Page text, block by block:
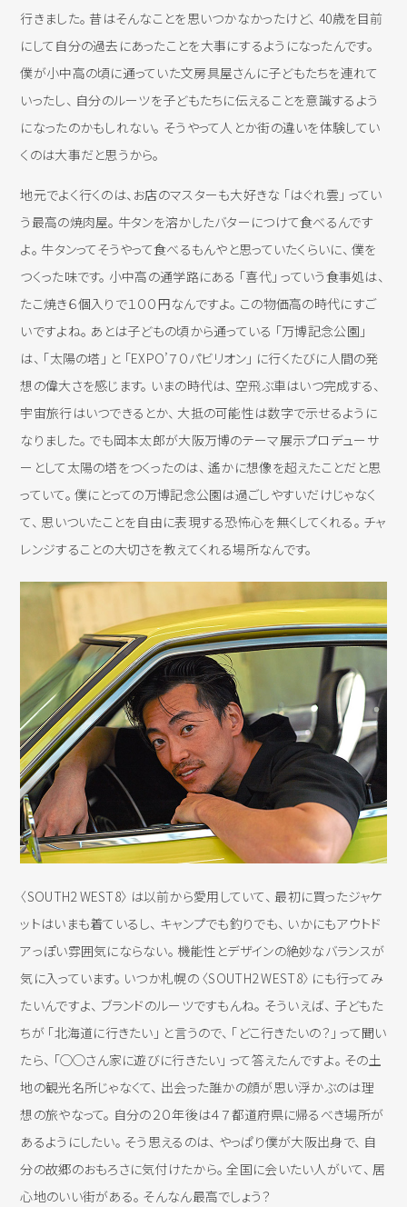
行きました。 昔はそんなことを思いつかなかったけど、 40歳を目前
にして自分の過去にあったことを大事にするようになったんです。
僕が小中高の頃に通っていた文房具屋さんに子どもたちを連れて
いったし、 自分のルーツを子どもたちに伝えることを意識するよう
になったのかもしれない。 そうやって人とか街の違いを体験してい
くのは大事だと思うから。
地元でよく行くのは、お店のマスターも大好きな 「はぐれ雲」 ってい
う最高の焼肉屋。 牛タンを溶かしたバターにつけて食べるんです
よ。 牛タンってそうやって食べるもんやと思っていたくらいに、 僕を
つくった味です。 小中高の通学路にある 「喜代」 っていう食事処は、
たこ焼き６個入りで１００円なんですよ。 この物価高の時代にすご
いですよね。 あとは子どもの頃から通っている 「万博記念公園」
は、 「太陽の塔」 と 「EXPO’７０パビリオン」 に行くたびに人間の発
想の偉大さを感じます。 いまの時代は、 空飛ぶ車はいつ完成する、
宇宙旅行はいつできるとか、 大抵の可能性は数字で示せるように
なりました。 でも岡本太郎が大阪万博のテーマ展示プロデューサ
ーとして太陽の塔をつくったのは、 遙かに想像を超えたことだと思
っていて。 僕にとっての万博記念公園は過ごしやすいだけじゃなく
て、 思いついたことを自由に表現する恐怖心を無くしてくれる。 チャ
レンジすることの大切さを教えてくれる場所なんです。
〈SOUTH2 WEST8〉 は以前から愛用していて、 最初に買ったジャケ
ットはいまも着ているし、 キャンプでも釣りでも、 いかにもアウトド
アっぽい雰囲気にならない。 機能性とデザインの絶妙なバランスが
気に入っています。 いつか札幌の 〈SOUTH2 WEST8〉 にも行ってみ
たいんですよ、 ブランドのルーツですもんね。 そういえば、 子どもた
ちが 「北海道に行きたい」 と言うので、 「どこ行きたいの？」 って聞い
たら、 「◯◯さん家に遊びに行きたい」 って答えたんですよ。 その土
地の観光名所じゃなくて、 出会った誰かの顔が思い浮かぶのは理
想の旅やなって。 自分の２０年後は４７都道府県に帰るべき場所が
あるようにしたい。 そう思えるのは、 やっぱり僕が大阪出身で、 自
分の故郷のおもろさに気付けたから。 全国に会いたい人がいて、 居
心地のいい街がある。 そんなん最高でしょう？